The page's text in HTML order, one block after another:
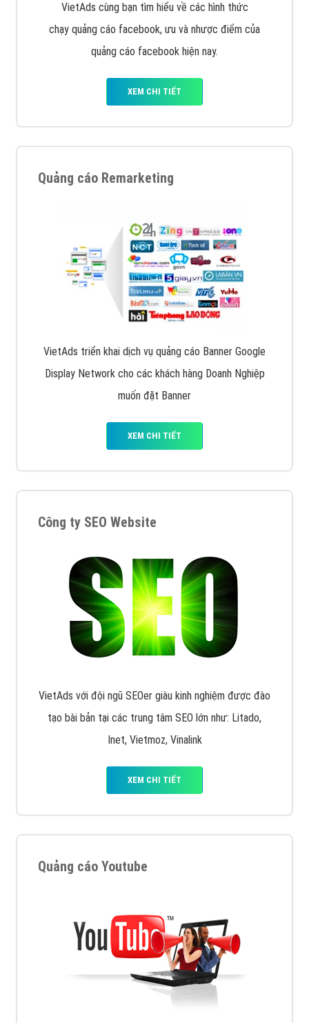
VietAds cùng bạn tìm hiểu về các hình thức
chạy quảng cáo facebook, ưu và nhược điểm của
quảng cáo facebook hiện nay.
XEM CHI TIẾT
Quảng cáo Remarketing
VietAds triển khai dịch vụ quảng cáo Banner Google
Display Network cho các khách hàng Doanh Nghiệp
muốn đặt Banner
XEM CHI TIẾT
Công ty SEO Website
VietAds với đội ngũ SEOer giàu kinh nghiệm được đào
tạo bài bản tại các trung tâm SEO lớn như: Litado,
Inet, Vietmoz, Vinalink
XEM CHI TIẾT
Quảng cáo Youtube